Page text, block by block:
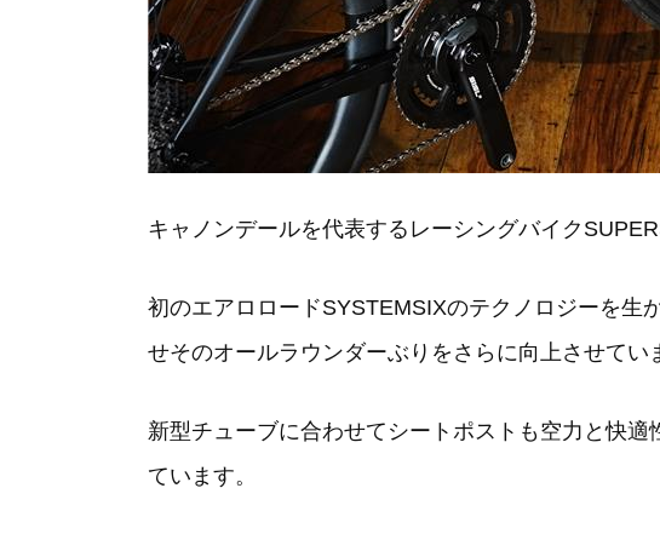
キャノンデールを代表するレーシングバイク
初のエアロロードSYSTEMSIXのテクノロジーを生
せそのオールラウンダーぶりをさらに向上させてい
新型チューブに合わせてシートポストも空力と快
ています。